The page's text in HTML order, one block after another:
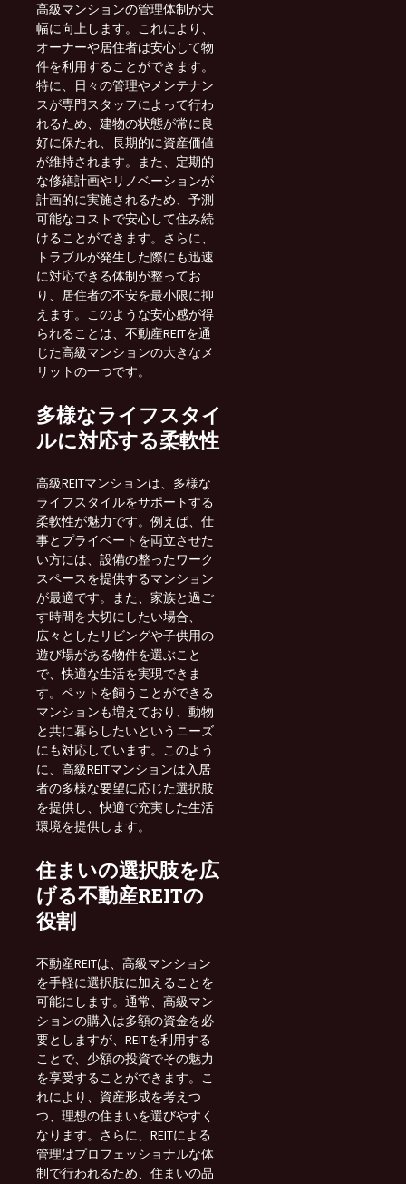
高級マンションの管理体制が大
幅に向上します。これにより、
オーナーや居住者は安心して物
件を利用することができます。
特に、日々の管理やメンテナン
スが専門スタッフによって行わ
れるため、建物の状態が常に良
好に保たれ、長期的に資産価値
が維持されます。また、定期的
な修繕計画やリノベーションが
計画的に実施されるため、予測
可能なコストで安心して住み続
けることができます。さらに、
トラブルが発生した際にも迅速
に対応できる体制が整ってお
り、居住者の不安を最小限に抑
えます。このような安心感が得
られることは、不動産REITを通
じた高級マンションの大きなメ
リットの一つです。
多様なライフスタイ
ルに対応する柔軟性
高級REITマンションは、多様な
ライフスタイルをサポートする
柔軟性が魅力です。例えば、仕
事とプライベートを両立させた
い方には、設備の整ったワーク
スペースを提供するマンション
が最適です。また、家族と過ご
す時間を大切にしたい場合、
広々としたリビングや子供用の
遊び場がある物件を選ぶこと
で、快適な生活を実現できま
す。ペットを飼うことができる
マンションも増えており、動物
と共に暮らしたいというニーズ
にも対応しています。このよう
に、高級REITマンションは入居
者の多様な要望に応じた選択肢
を提供し、快適で充実した生活
環境を提供します。
住まいの選択肢を広
げる不動産REITの
役割
不動産REITは、高級マンション
を手軽に選択肢に加えることを
可能にします。通常、高級マン
ションの購入は多額の資金を必
要としますが、REITを利用する
ことで、少額の投資でその魅力
を享受することができます。こ
れにより、資産形成を考えつ
つ、理想の住まいを選びやすく
なります。さらに、REITによる
管理はプロフェッショナルな体
制で行われるため、住まいの品